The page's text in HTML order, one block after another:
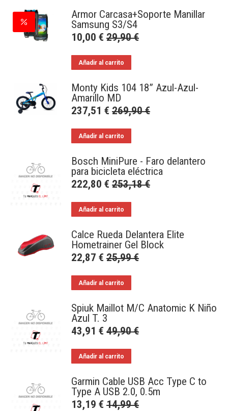
Armor Carcasa+Soporte Manillar
Samsung S3/S4
10,00 € 29,90€
Añadir al carrito
Monty Kids 104 18” Azul-Azul-
Amarillo MD
237,51 € 269,90€
Añadir al carrito
Bosch MiniPure - Faro delantero
para bicicleta eléctrica
222,80 € 253,18€
Añadir al carrito
Calce Rueda Delantera Elite
Hometrainer Gel Block
22,87 € 25,99€
Añadir al carrito
Spiuk Maillot M/C Anatomic K Niño
Azul T. 3
43,91 € 49,90€
Añadir al carrito
Garmin Cable USB Acc Type C to
Type A USB 2.0, 0.5m
13,19 € 14,99€